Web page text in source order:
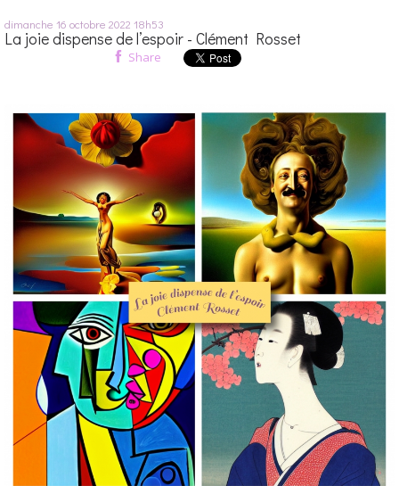
dimanche 16 octobre 2022 18h53
La joie dispense de l’espoir - Clément Rosset
Share